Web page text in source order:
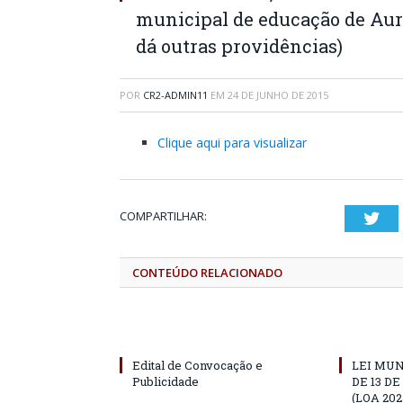
municipal de educação de
dá outras providências)
POR CR2-ADMIN11 EM 24 DE JUNHO DE 2015
Clique aqui para visualizar
COMPARTILHAR:
CONTEÚDO RELACIONADO
Edital de Convocação e
Publicidade
LEI
DE 13
(LOA